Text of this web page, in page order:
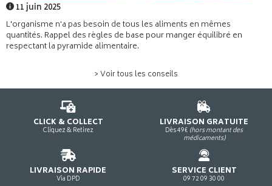
11 juin 2025
L'organisme n'a pas besoin de tous les aliments en mêmes
quantités. Rappel des règles de base pour manger équilibré en
respectant la pyramide alimentaire.
> Voir tous les conseils
CLICK & COLLECT
Cliquez & Retirez
LIVRAISON GRATUITE
Dès 49€ (hors montant des
médicaments)
LIVRAISON RAPIDE
Via DPD
SERVICE CLIENT
09 72 09 30 00